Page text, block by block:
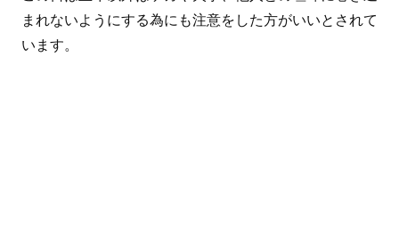
まれないようにする為にも注意をした方がいいとされて
います。